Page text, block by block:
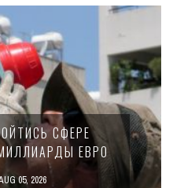
ЗАКОН О
НАЛОГЕ ДЛЯ